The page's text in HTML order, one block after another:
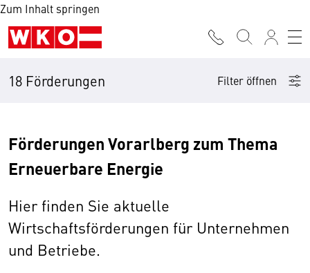
Zum Inhalt springen
18 Förderungen Filter öffnen
Förderungen Vorarlberg zum Thema
Erneuerbare Energie
Hier finden Sie aktuelle
Wirtschaftsförderungen für Unternehmen
und Betriebe.